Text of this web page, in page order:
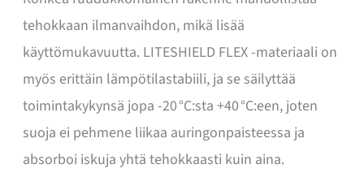
tehokkaan ilmanvaihdon, mikä lisää
käyttömukavuutta. LITESHIELD FLEX -materiaali on
myös erittäin lämpötilastabiili, ja se säilyttää
toimintakykynsä jopa -20 °C:sta +40 °C:een, joten
suoja ei pehmene liikaa auringonpaisteessa ja
absorboi iskuja yhtä tehokkaasti kuin aina.